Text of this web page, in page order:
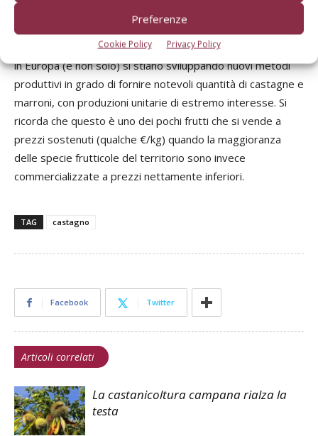
Preferenze
Cookie Policy Privacy Policy
trasformati. La mancanza di produzione nazionale costringe
l’Italia ad importare notevoli quantitativi di prodotto da
Paesi della Ue ed extra-Ue. Dai dati esposti si evince come
in Europa (e non solo) si stiano sviluppando nuovi metodi
produttivi in grado di fornire notevoli quantità di castagne e
marroni, con produzioni unitarie di estremo interesse. Si
ricorda che questo è uno dei pochi frutti che si vende a
prezzi sostenuti (qualche €/kg) quando la maggioranza
delle specie frutticole del territorio sono invece
commercializzate a prezzi nettamente inferiori.
TAG castagno
Facebook Twitter
Articoli correlati
La castanicoltura campana rialza la
testa